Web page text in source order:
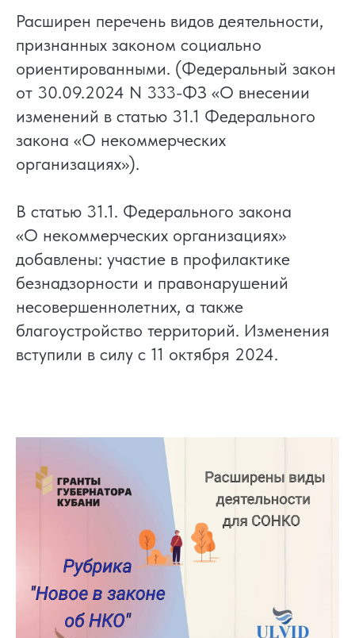
Расширен перечень видов деятельности,
признанных законом социально
ориентированными. (Федеральный закон
от 30.09.2024 N 333-ФЗ «О внесении
изменений в статью 31.1 Федерального
закона «О некоммерческих
организациях»).
В статью 31.1. Федерального закона
«О некоммерческих организациях»
добавлены: участие в профилактике
безнадзорности и правонарушений
несовершеннолетних, а также
благоустройство территорий. Изменения
вступили в силу с 11 октября 2024.